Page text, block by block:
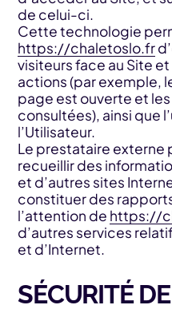
de celui-ci.
Cette technologie
https://chaletoslo.fr
visiteurs face au Site
actions (par exemple,
page est ouverte et
consultées), ainsi que
l’Utilisateur.
Le prestataire externe
recueillir des
et d’autres sites
constituer des
l’attention de https://
d’autres services
et d’Internet.
SÉCURITÉ DE